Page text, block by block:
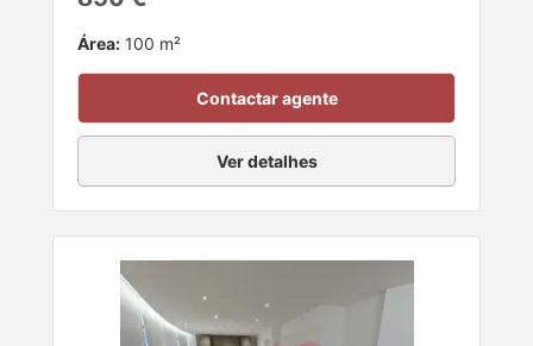
Área: 100 m²
Contactar agente
Ver detalhes